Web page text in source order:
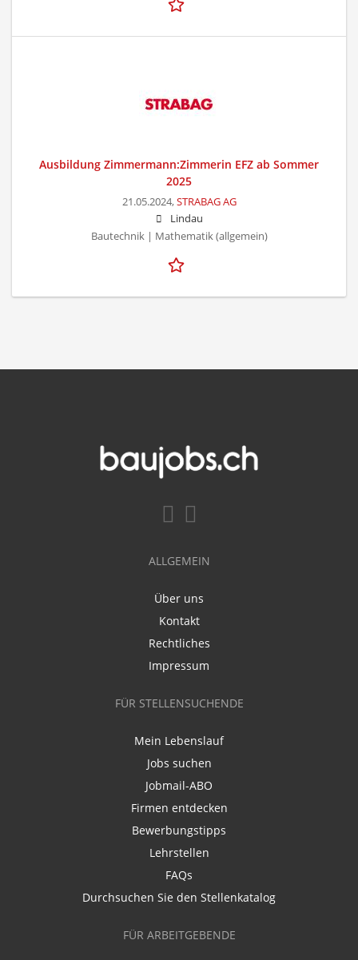
Ausbildung Zimmermann:Zimmerin EFZ ab Sommer
2025
21.05.2024,STRABAG AG
Lindau
Bautechnik | Mathematik (allgemein)
ALLGEMEIN
Über uns
Kontakt
Rechtliches
Impressum
FÜR STELLENSUCHENDE
Mein Lebenslauf
Jobs suchen
Jobmail-ABO
Firmen entdecken
Bewerbungstipps
Lehrstellen
FAQs
Durchsuchen Sie den Stellenkatalog
FÜR ARBEITGEBENDE